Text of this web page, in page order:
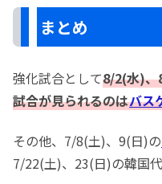
まとめ
強化試合として8/2(水)、
試合が見られるのはバス
その他、7/8(土)、9(日)の
7/22(土)、23(日)の韓国